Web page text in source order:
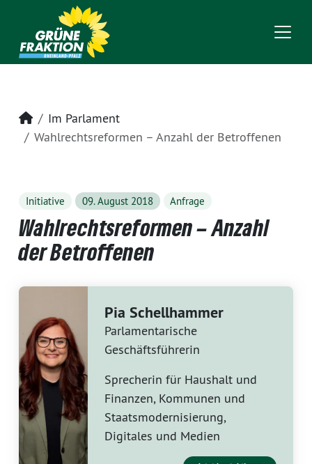
Startseite
Im Parlament
Wahlrechtsreformen – Anzahl der Betroffenen
Initiative 09. August 2018 Anfrage
Wahlrechtsreformen – Anzahl
der Betroffenen
Pia Schellhammer
Parlamentarische
Geschäftsführerin
Sprecherin für Haushalt und
Finanzen, Kommunen und
Staatsmodernisierung,
Digitales und Medien